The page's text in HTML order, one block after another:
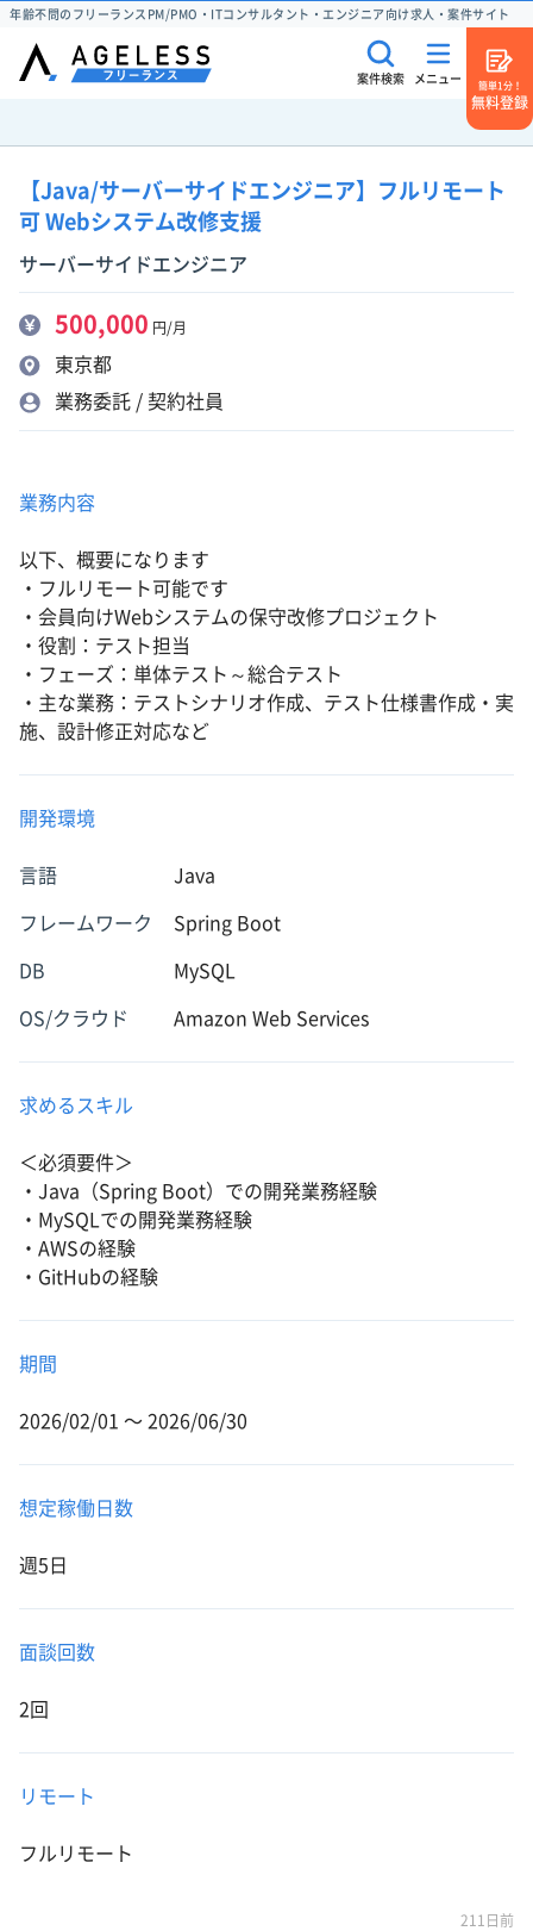
年齢不問のフリーランスPM/PMO・ITコンサルタント・エンジニア向け求人・案件サイト
案件検索 メニュー
簡単1分！
無料登録
【Java/サーバーサイドエンジニア】フルリモート
可 Webシステム改修支援
サーバーサイドエンジニア
500,000 円/月
東京都
業務委託 / 契約社員
業務内容
以下、概要になります
・フルリモート可能です
・会員向けWebシステムの保守改修プロジェクト
・役割：テスト担当
・フェーズ：単体テスト～総合テスト
・主な業務：テストシナリオ作成、テスト仕様書作成・実
施、設計修正対応など
開発環境
言語 Java
フレームワーク Spring Boot
DB MySQL
OS/クラウド Amazon Web Services
求めるスキル
＜必須要件＞
・Java（Spring Boot）での開発業務経験
・MySQLでの開発業務経験
・AWSの経験
・GitHubの経験
期間
2026/02/01 〜 2026/06/30
想定稼働日数
週5日
面談回数
2回
リモート
フルリモート
211日前